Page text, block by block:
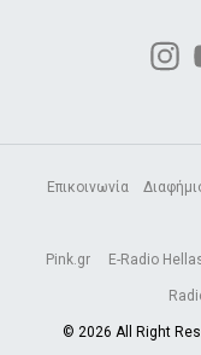
Επικοινωνία
Pink.gr E-Radio
© 2026 All Right